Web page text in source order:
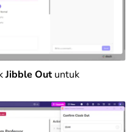
Jibble Outuntuk